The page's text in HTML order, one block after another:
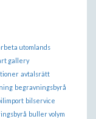
utomlands
gallery
avtalsrätt
begravningsbyrå
bilservice
buller volym